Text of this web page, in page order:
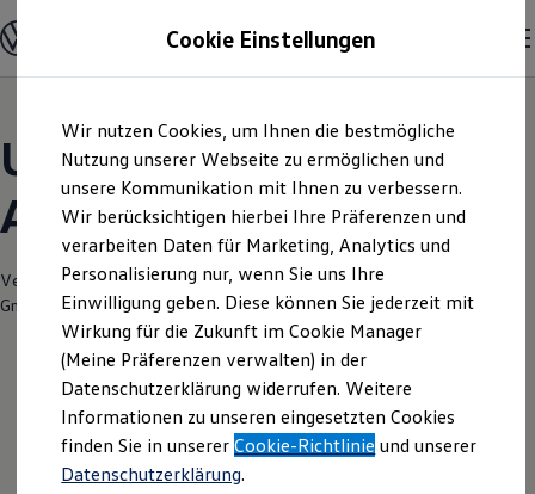
Hauptinhalt
springen
Footer
springen
Modelle und Konfigurator
Konfigurator
Modelle vergleichen
Elektroautos
ENERGY Sondermodelle
Nutzfahrzeuge
SUV und CUV
Familienautos
Kombis
Kompaktwagen
Sportwagen
Schnell verfügbare Fahrzeuge
Angebote und Produkte
Aktuelle Angebote
E-Auto-Förderung
Volkswagen Marktplatz
Die ENERGY Sondermodelle
Junge Gebrauchtwagen und Gebrauchtwagen
Volkswagen Zertifizierte Gebrauchtwagen
Elektromobilität bei Gebrauchtwagen
Unsere aktuellen
Angebote und mehr
Verantwortlich für die Inhalte auf dieser Seite ist die Senger Münster
GmbH
Impressum & Rechtliches)
Leider haben wir im Moment keine
aktuellen Angebote
Cookie Einstellungen
Wir nutzen Cookies, um Ihnen die bestmögliche
Nutzung unserer Webseite zu ermöglichen und
unsere Kommunikation mit Ihnen zu verbessern.
Wir berücksichtigen hierbei Ihre Präferenzen und
verarbeiten Daten für Marketing, Analytics und
Personalisierung nur, wenn Sie uns Ihre
Einwilligung geben. Diese können Sie jederzeit mit
Wirkung für die Zukunft im Cookie Manager
(Meine Präferenzen verwalten) in der
Datenschutzerklärung widerrufen. Weitere
Informationen zu unseren eingesetzten Cookies
finden Sie in unsererCookie-Richtlinie und unserer
Datenschutzerklärung.